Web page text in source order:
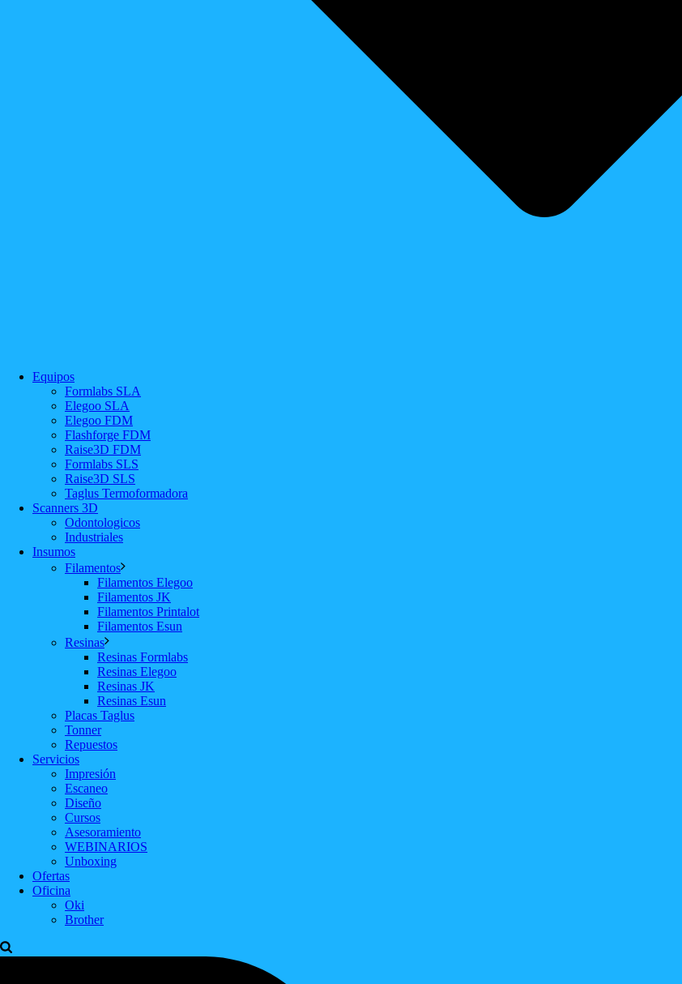
Equipos
Formlabs SLA
Elegoo SLA
Elegoo FDM
Flashforge FDM
Raise3D FDM
Formlabs SLS
Raise3D SLS
Taglus Termoformadora
Scanners 3D
Odontologicos
Industriales
Insumos
Filamentos
Filamentos Elegoo
Filamentos JK
Filamentos Printalot
Filamentos Esun
Resinas
Resinas Formlabs
Resinas Elegoo
Resinas JK
Resinas Esun
Placas Taglus
Tonner
Repuestos
Servicios
Impresión
Escaneo
Diseño
Cursos
Asesoramiento
WEBINARIOS
Unboxing
Ofertas
Oficina
Oki
Brother